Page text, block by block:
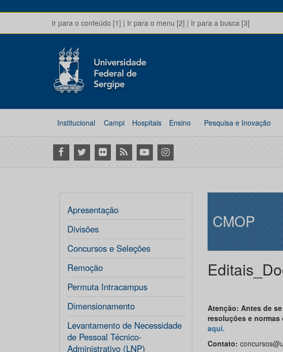
Ir para o conteúdo [1] | Ir para o menu [2] | Ir para a busca [3]
Institucional Campi Hospitais Ensino Pesquisa e Inovação
Facebook
Twitter Flickr RSS YoutubeInstagram
Apresentação
Divisões
Concursos e Seleções
Remoção
Permuta Intracampus
Dimensionamento
Levantamento de Necessidade
de Pessoal Técnico-
Administrativo (LNP)
CMOP
Atenção: Antes de
resoluções e normas
aqui.
Contato: